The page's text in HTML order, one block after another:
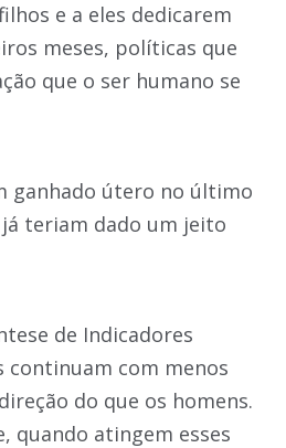
e a eles dedicarem
meses, políticas que
que o ser humano se
ganhado útero no último
teriam dado um jeito
de Indicadores
continuam com menos
do que os homens.
quando atingem esses